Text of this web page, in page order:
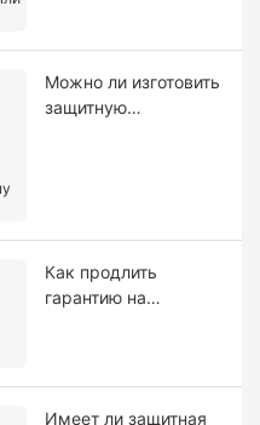
Можно ли изготовить
защитную
Как продлить
гарантию на
Имеет ли защитная